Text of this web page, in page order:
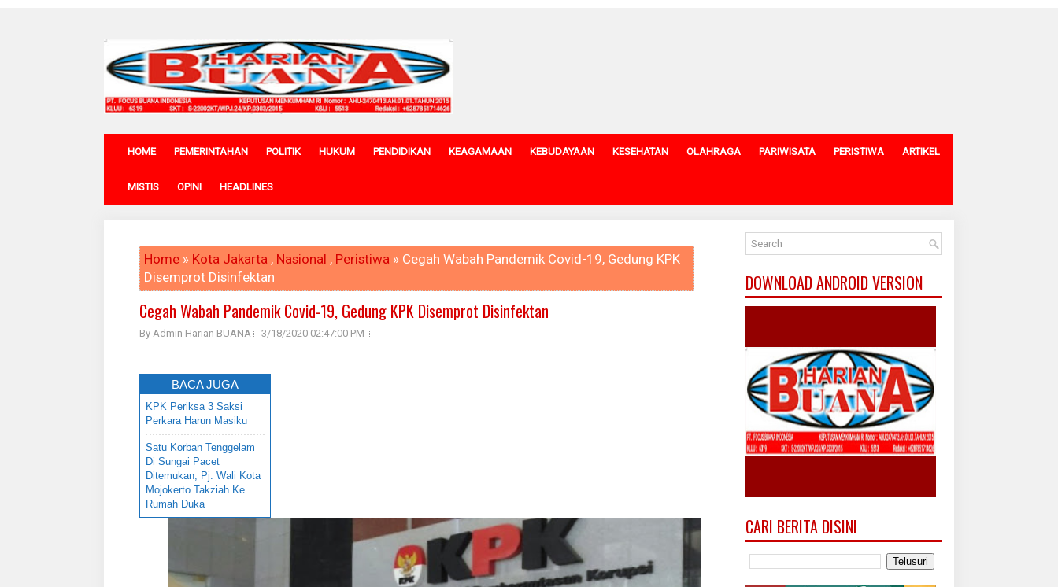
HOME PEMERINTAHAN POLITIK HUKUM PENDIDIKAN KEAGAMAAN KEBUDAYAAN KESEHATAN OLAHRAGA PARIWISATA PERISTIWA ARTIKEL
MISTIS OPINI HEADLINES
Home » Kota Jakarta , Nasional , Peristiwa » Cegah Wabah Pandemik Covid-19, Gedung KPK
Disemprot Disinfektan
Cegah Wabah Pandemik Covid-19, Gedung KPK Disemprot Disinfektan
By Admin Harian BUANA 3/18/2020 02:47:00 PM
BACA JUGA
KPK Periksa 3 Saksi
Perkara Harun Masiku
Satu Korban Tenggelam
Di Sungai Pacet
Ditemukan, Pj. Wali Kota
Mojokerto Takziah Ke
Rumah Duka
DOWNLOAD ANDROID VERSION
CARI BERITA DISINI